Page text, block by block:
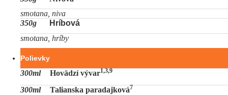
smotana, niva
350g
Hríbová
smotana, hríby
Polievky
300ml Hovädzí vývar1,3,9
300ml Talianska paradajková7